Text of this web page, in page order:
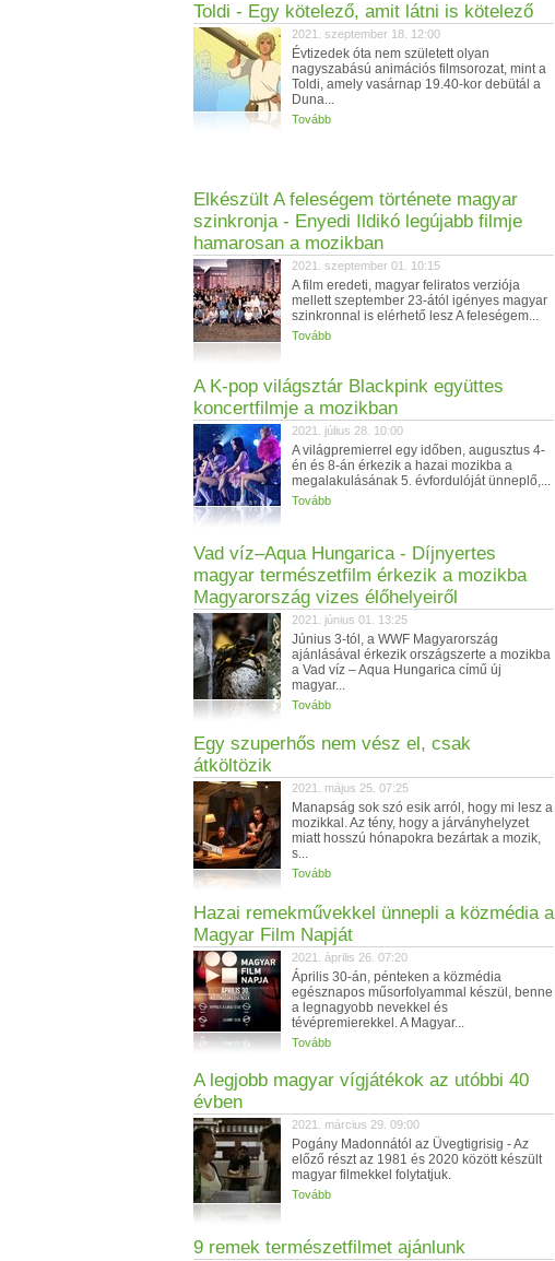
Toldi - Egy kötelező, amit látni is kötelező
2021. szeptember 18. 12:00
Évtizedek óta nem született olyan
nagyszabású animációs filmsorozat, mint a
Toldi, amely vasárnap 19.40-kor debütál a
Duna...
Tovább
Elkészült A feleségem története magyar
szinkronja - Enyedi Ildikó legújabb filmje
hamarosan a mozikban
2021. szeptember 01. 10:15
A film eredeti, magyar feliratos verziója
mellett szeptember 23-ától igényes magyar
szinkronnal is elérhető lesz A feleségem...
Tovább
A K-pop világsztár Blackpink együttes
koncertfilmje a mozikban
2021. július 28. 10:00
A világpremierrel egy időben, augusztus 4-
én és 8-án érkezik a hazai mozikba a
megalakulásának 5. évfordulóját ünneplő,...
Tovább
Vad víz–Aqua Hungarica - Díjnyertes
magyar természetfilm érkezik a mozikba
Magyarország vizes élőhelyeiről
2021. június 01. 13:25
Június 3-tól, a WWF Magyarország
ajánlásával érkezik országszerte a mozikba
a Vad víz – Aqua Hungarica című új
magyar...
Tovább
Egy szuperhős nem vész el, csak
átköltözik
2021. május 25. 07:25
Manapság sok szó esik arról, hogy mi lesz a
mozikkal. Az tény, hogy a járványhelyzet
miatt hosszú hónapokra bezártak a mozik,
s...
Tovább
Hazai remekművekkel ünnepli a közmédia a
Magyar Film Napját
2021. április 26. 07:20
Április 30-án, pénteken a közmédia
egésznapos műsorfolyammal készül, benne
a legnagyobb nevekkel és
tévépremierekkel. A Magyar...
Tovább
A legjobb magyar vígjátékok az utóbbi 40
évben
2021. március 29. 09:00
Pogány Madonnától az Üvegtigrisig - Az
előző részt az 1981 és 2020 között készült
magyar filmekkel folytatjuk.
Tovább
9 remek természetfilmet ajánlunk